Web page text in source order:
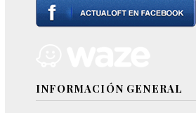
INFORMACIÓN GENERAL